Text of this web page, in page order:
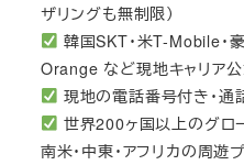
ザリングも無制限）
韓国SKT・米T-Mobile・
Orange など現地キャリア
現地の電話番号付き・通
世界200ヶ国以上のグロ
南米・中東・アフリカの周遊